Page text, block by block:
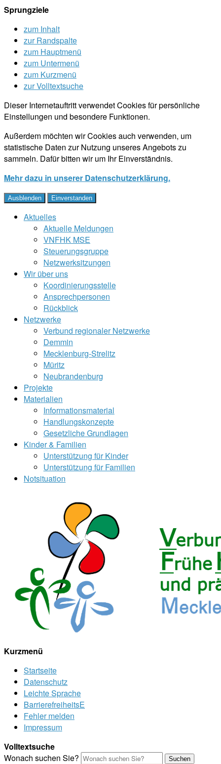
Sprungziele
zum Inhalt
zur Randspalte
zum Hauptmenü
zum Untermenü
zum Kurzmenü
zur Volltextsuche
Dieser Internetauftritt verwendet Cookies für persönliche
Einstellungen und besondere Funktionen.
Außerdem möchten wir Cookies auch verwenden, um
statistische Daten zur Nutzung unseres Angebots zu
sammeln. Dafür bitten wir um Ihr Einverständnis.
Mehr dazu in unserer Datenschutzerklärung.
Ausblenden Einverstanden
Aktuelles
Aktuelle Meldungen
VNFHK MSE
Steuerungsgruppe
Netzwerksitzungen
Wir über uns
Koordinierungsstelle
Ansprechpersonen
Rückblick
Netzwerke
Verbund regionaler Netzwerke
Demmin
Mecklenburg-Strelitz
Müritz
Neubrandenburg
Projekte
Materialien
Informationsmaterial
Handlungskonzepte
Gesetzliche Grundlagen
Kinder & Familien
Unterstützung für Kinder
Unterstützung für Familien
Notsituation
Kurzmenü
Startseite
Datenschutz
Leichte Sprache
BarrierefreiheitsE
Fehler melden
Impressum
Volltextsuche
Wonach suchen Sie?
Suchen